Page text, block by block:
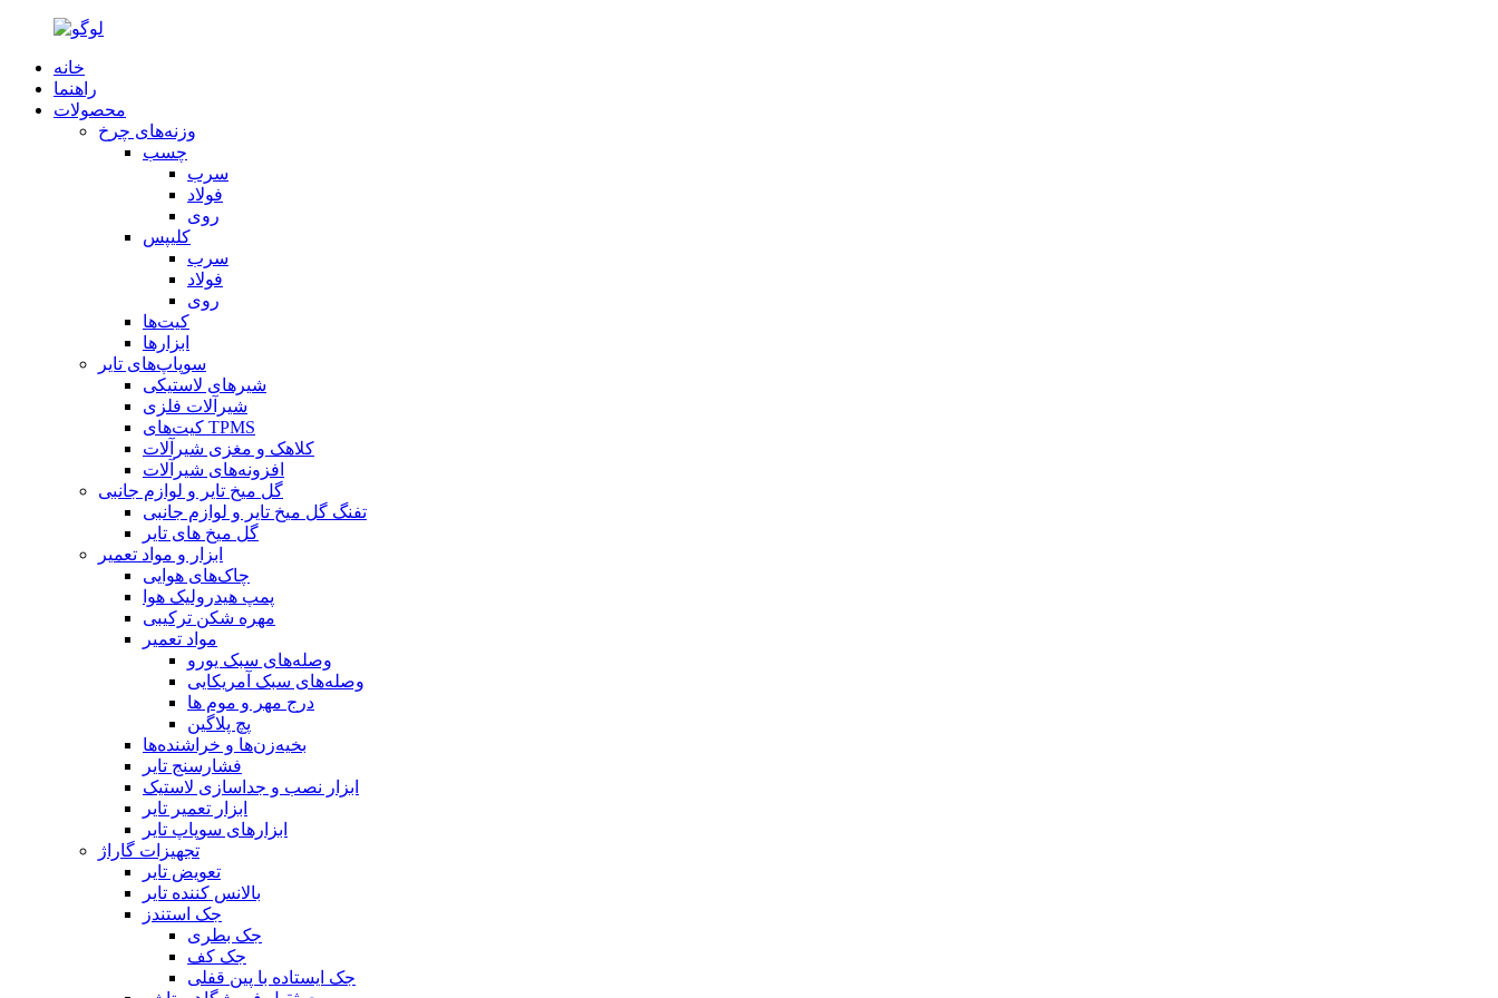
خانه
راهنما
محصولات
وزنه‌های چرخ
چسب
سرب
فولاد
روی
کلیپس
سرب
فولاد
روی
کیت‌ها
ابزارها
سوپاپ‌های تایر
شیرهای لاستیکی
شیرآلات فلزی
کیت‌های TPMS
کلاهک و مغزی شیرآلات
افزونه‌های شیرآلات
گل میخ تایر و لوازم جانبی
تفنگ گل میخ تایر و لوازم جانبی
گل میخ های تایر
ابزار و مواد تعمیر
چاک‌های هوایی
پمپ هیدرولیک هوا
مهره شکن ترکیبی
مواد تعمیر
وصله‌های سبک یورو
وصله‌های سبک آمریکایی
درج مهر و موم ها
پچ پلاگین
بخیه‌زن‌ها و خراشنده‌ها
فشارسنج تایر
ابزار نصب و جداسازی لاستیک
ابزار تعمیر تایر
ابزارهای سوپاپ تایر
تجهیزات گاراژ
تعویض تایر
بالانس کننده تایر
جک استندز
جک بطری
جک کف
جک ایستاده با پین قفلی